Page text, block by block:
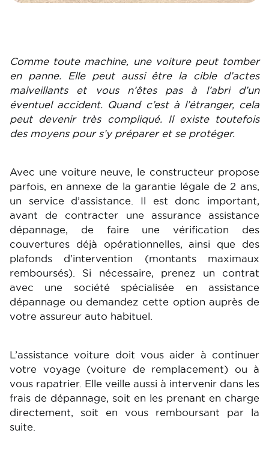
Comme toute machine, une voiture peut tomber
en panne. Elle peut aussi être la cible d’actes
malveillants et vous n’êtes pas à l’abri d’un
éventuel accident. Quand c’est à l’étranger, cela
peut devenir très compliqué. Il existe toutefois
des moyens pour s’y préparer et se protéger.
Avec une voiture neuve, le constructeur propose
parfois, en annexe de la garantie légale de 2 ans,
un service d’assistance. Il est donc important,
avant de contracter une assurance assistance
dépannage, de faire une vérification des
couvertures déjà opérationnelles, ainsi que des
plafonds d’intervention (montants maximaux
remboursés). Si nécessaire, prenez un contrat
avec une société spécialisée en assistance
dépannage ou demandez cette option auprès de
votre assureur auto habituel.
L’assistance voiture doit vous aider à continuer
votre voyage (voiture de remplacement) ou à
vous rapatrier. Elle veille aussi à intervenir dans les
frais de dépannage, soit en les prenant en charge
directement, soit en vous remboursant par la
suite.